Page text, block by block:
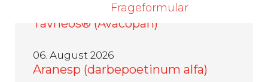
Frageformular
06. August 2026
Tavneos® (Avacopan)
06. August 2026
Aranesp (darbepoetinum alfa)